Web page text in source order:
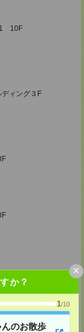
か？
1/10
んのお散歩
×
10F
ィング３F
トラル18F